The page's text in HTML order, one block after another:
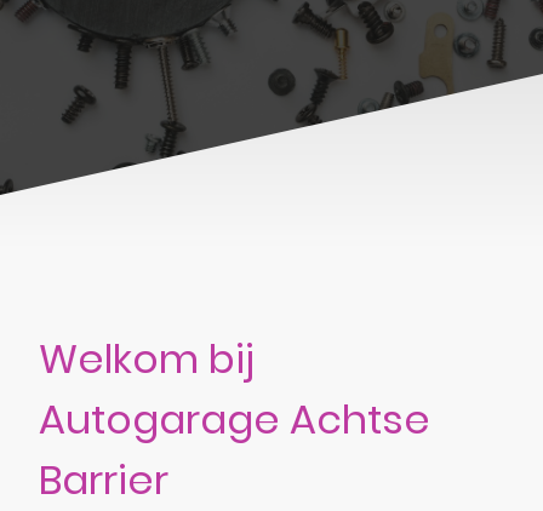
Welkom bij
Autogarage Achtse
Barrier